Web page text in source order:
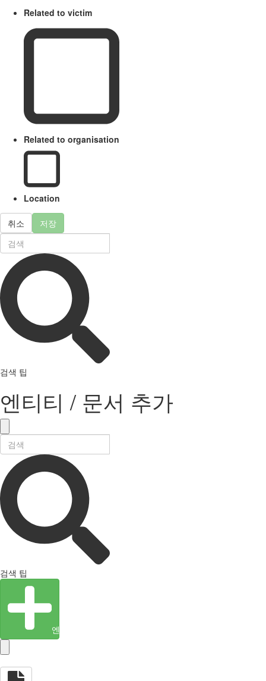
Related to victim
Related to organisation
Location
취소 저장
검색 팁
엔티티 / 문서 추가
검색 팁
엔티티 생성